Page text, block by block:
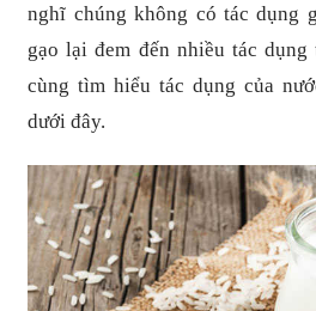
nghĩ chúng không có tác dụng
gạo lại đem đến nhiều tác
cùng tìm hiểu tác dụng của
dưới đây.